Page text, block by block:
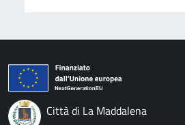
Città di La Maddalena